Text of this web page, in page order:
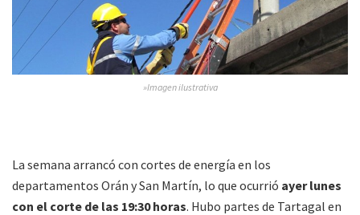
»Imagen ilustrativa
La semana arrancó con cortes de energía en los
departamentos Orán y San Martín, lo que ocurrió ayer lunes
con el corte de las 19:30 horas. Hubo partes de Tartagal en